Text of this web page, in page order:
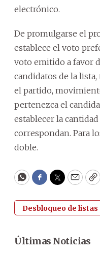
electrónico.
De promulgarse el
establece el voto
voto emitido a favor
candidatos de la
el partido,
pertenezca el
establecer la
correspondan. Para
doble.
WhatsApp
Facebook
Twitter
Email
Desbloqueo de listas
Últimas Noticias